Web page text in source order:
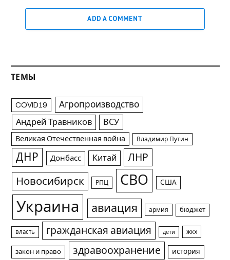
ADD A COMMENT
ТЕМЫ
COVID19 Агропроизводство
Андрей Травников ВСУ
Великая Отечественная война Владимир Путин
ДНР Донбасс Китай ЛНР
Новосибирск РПЦ СВО США
Украина авиация армия бюджет
власть гражданская авиация дети жкх
закон и право здравоохранение история